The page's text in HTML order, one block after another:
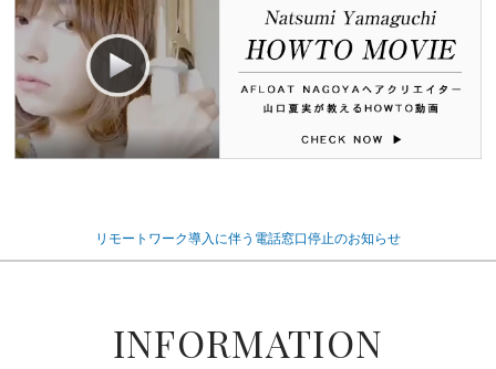
リモートワーク導入に伴う電話窓口停止のお知らせ
INFORMATION